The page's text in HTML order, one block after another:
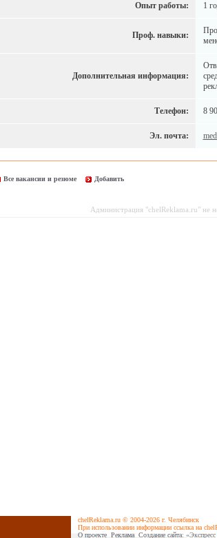
Опыт работы: 1
Проф. навыки:
Дополнительная информация:
Телефон: 8
Эл. почта:
Все вакансии и резюме Добавить
Администрация "chelReklama.ru" не
chelReklama.ru © 2004-2026 г. Челябинск
При использовании информации ссылка на
О проекте Реклама Cоздание сайта: